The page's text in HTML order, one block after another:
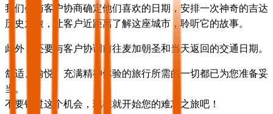
我们会与客户协商确定他们喜欢的日期，安排一次神奇的吉达
历史之旅，让客户近距离了解这座城市，聆听它的故事。
此外，还要与客户协调前往麦加朝圣和当天返回的交通日期。
舒适、愉悦、充满精神体验的旅行所需的一切都已为您准备妥
当。
不要错过这个机会，现在就开始您的难忘之旅吧！